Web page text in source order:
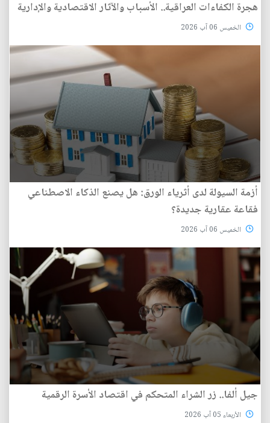
هجرة الكفاءات العراقية.. الأسباب والآثار الاقتصادية والإدارية
الخميس 06 آب 2026
أزمة السيولة لدى أثرياء الورق: هل يصنع الذكاء الاصطناعي
فقاعة عقارية جديدة؟
الخميس 06 آب 2026
جيل ألفا.. زر الشراء المتحكم في اقتصاد الأسرة الرقمية
الأربعاء 05 آب 2026